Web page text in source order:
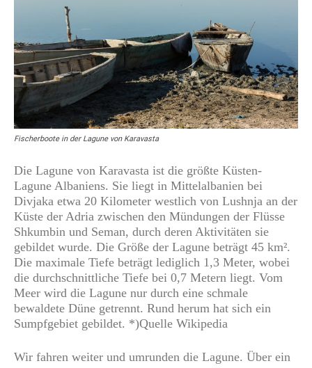
Fischerboote in der Lagune von Karavasta
Die Lagune von Karavasta ist die größte Küsten-
Lagune Albaniens. Sie liegt in Mittelalbanien bei
Divjaka etwa 20 Kilometer westlich von Lushnja an der
Küste der Adria zwischen den Mündungen der Flüsse
Shkumbin und Seman, durch deren Aktivitäten sie
gebildet wurde. Die Größe der Lagune beträgt 45 km².
Die maximale Tiefe beträgt lediglich 1,3 Meter, wobei
die durchschnittliche Tiefe bei 0,7 Metern liegt. Vom
Meer wird die Lagune nur durch eine schmale
bewaldete Düne getrennt. Rund herum hat sich ein
Sumpfgebiet gebildet. *)Quelle Wikipedia
Wir fahren weiter und umrunden die Lagune. Über ein